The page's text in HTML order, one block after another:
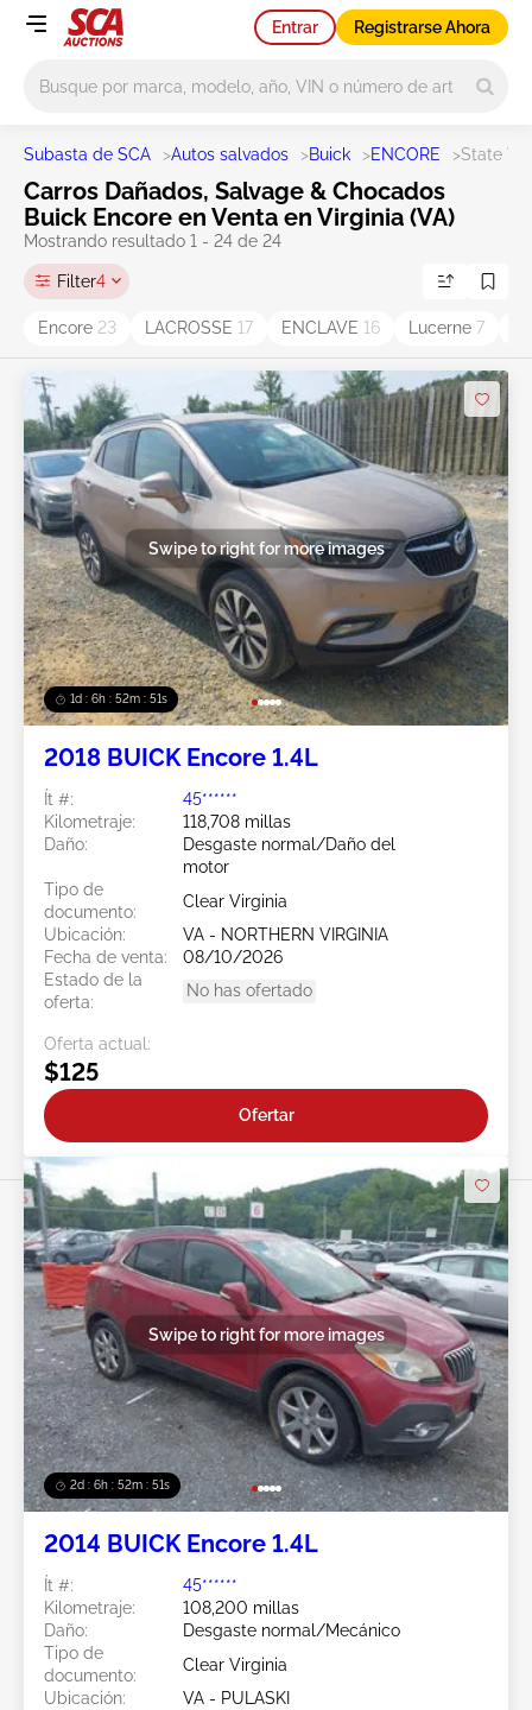
Entrar Registrarse Ahora
Subasta de SCA >Autos salvados >Buick >ENCORE >State VA
Carros Dañados, Salvage & Chocados
Buick Encore en Venta en Virginia (VA)
Mostrando resultado 1 - 24 de 24
Filter4
Encore 23 LACROSSE 17 ENCLAVE 16 Lucerne 7
1d : 6h : 52m : 48s
Swipe to right for more images
2018 BUICK Encore 1.4L
Ít #:
45******
Kilometraje:
118,708 millas
Daño:
Desgaste normal/Daño del
motor
Tipo de
documento:
Clear Virginia
Ubicación:
VA - NORTHERN VIRGINIA
Fecha de venta:
08/10/2026
Estado de la
oferta:
No has ofertado
Oferta actual:
$125
Ofertar
2d : 6h : 52m : 48s
Swipe to right for more images
2014 BUICK Encore 1.4L
Ít #:
45******
Kilometraje:
108,200 millas
Daño:
Desgaste normal/Mecánico
Tipo de
documento:
Clear Virginia
Ubicación:
VA - PULASKI